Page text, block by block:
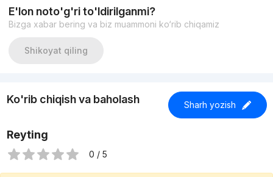
E'lon noto'g'ri to'ldirilganmi?
Bizga xabar bering va biz muammoni ko‘rib chiqamiz
Shikoyat qiling
Ko'rib chiqish va baholash Sharh yozish
Reyting
0 / 5